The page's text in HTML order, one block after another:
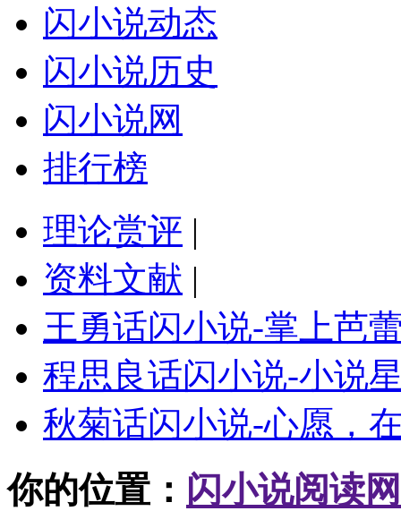
闪小说动态
闪小说历史
闪小说网
排行榜
理论赏评 |
资料文献 |
王勇话闪小说-掌上芭
程思良话闪小说-小说
秋菊话闪小说-心愿，
你的位置： 闪小说阅读网